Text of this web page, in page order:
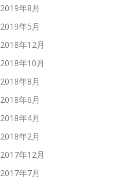
2019年8月
2019年5月
2018年12月
2018年10月
2018年8月
2018年6月
2018年4月
2018年2月
2017年12月
2017年7月